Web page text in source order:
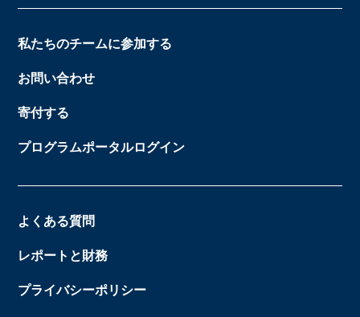
私たちのチームに参加する
お問い合わせ
寄付する
プログラムポータルログイン
よくある質問
レポートと財務
プライバシーポリシー